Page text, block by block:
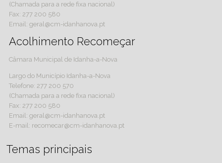
(Chamada para a rede fixa nacional)
Fax: 277 200 580
Email: geral@cm-idanhanova.pt
Acolhimento Recomeçar
Câmara Municipal de Idanha-a-Nova
Largo do Município Idanha-a-Nova
Telefone: 277 200 570
(Chamada para a rede fixa nacional)
Fax: 277 200 580
Email: geral@cm-idanhanova.pt
E-mail: recomecar@cm-idanhanova.pt
Temas principais